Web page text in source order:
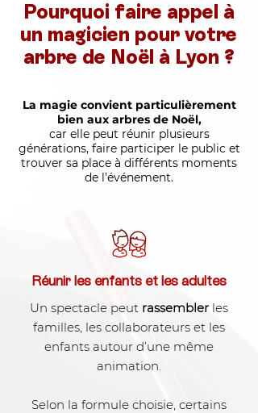
Pourquoi faire appel à
un magicien pour votre
arbre de Noël à Lyon ?
La magie convient particulièrement
bien aux arbres de Noël,
car elle peut réunir plusieurs
générations, faire participer le public et
trouver sa place à différents moments
de l’événement.
Réunir les enfants et les adultes
Un spectacle peut rassembler les
familles, les collaborateurs et les
enfants autour d’une même
animation.
Selon la formule choisie, certains